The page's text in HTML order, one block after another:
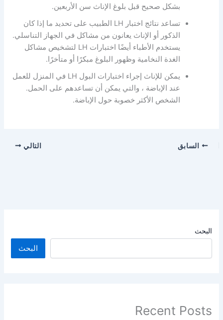
البحث
البحث
Recent Posts
بشكل صحيح قبل بلوغ الإناث سن الأربعين.
تساعد نتائج اختبار LH الطبيب على تحديد ما إذا كان
الذكور أو الإناث يعانون من مشاكل في الجهاز التناسلي.
يستخدم الأطباء أيضًا اختبارات LH لتشخيص مشاكل
الغدة النخامية وظهور البلوغ مبكرًا أو متأخرًا.
يمكن للإناث إجراء اختبارات البول LH في المنزل للعمل
عند الإباضة ، والتي يمكن أن تساعدهم على الحمل.
الشخص الأكثر خصوبة حول الإباضة.
السابق التالي